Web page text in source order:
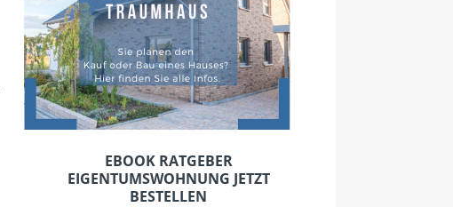
EBOOK RATGEBER
EIGENTUMSWOHNUNG JETZT
BESTELLEN